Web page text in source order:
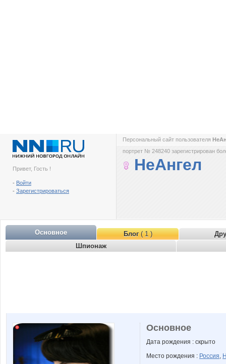
Привет, Гость !
- Войти
- Зарегистрироваться
Персональный сайт пользователя
портрет № 248240 зарегистрирован
НеАнгел
Основное Блог( 1 )
Шпионаж
Основное
Дата рождения : скрыто
Место рождения : Россия,